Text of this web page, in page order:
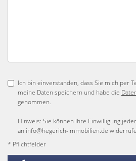
Ich bin einverstanden, dass Sie mich per
meine Daten speichern und habe die
genommen.
Hinweis: Sie können Ihre Einwilligung
an info@hegerich-immobilien.de
* Pflichtfelder